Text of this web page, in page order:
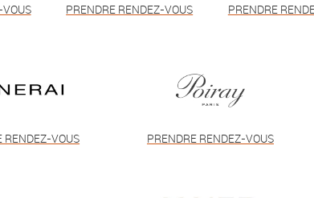
PRENDRE RENDEZ-VOUS PRENDRE
RENDEZ-VOUS PRENDRE RENDEZ-VOUS